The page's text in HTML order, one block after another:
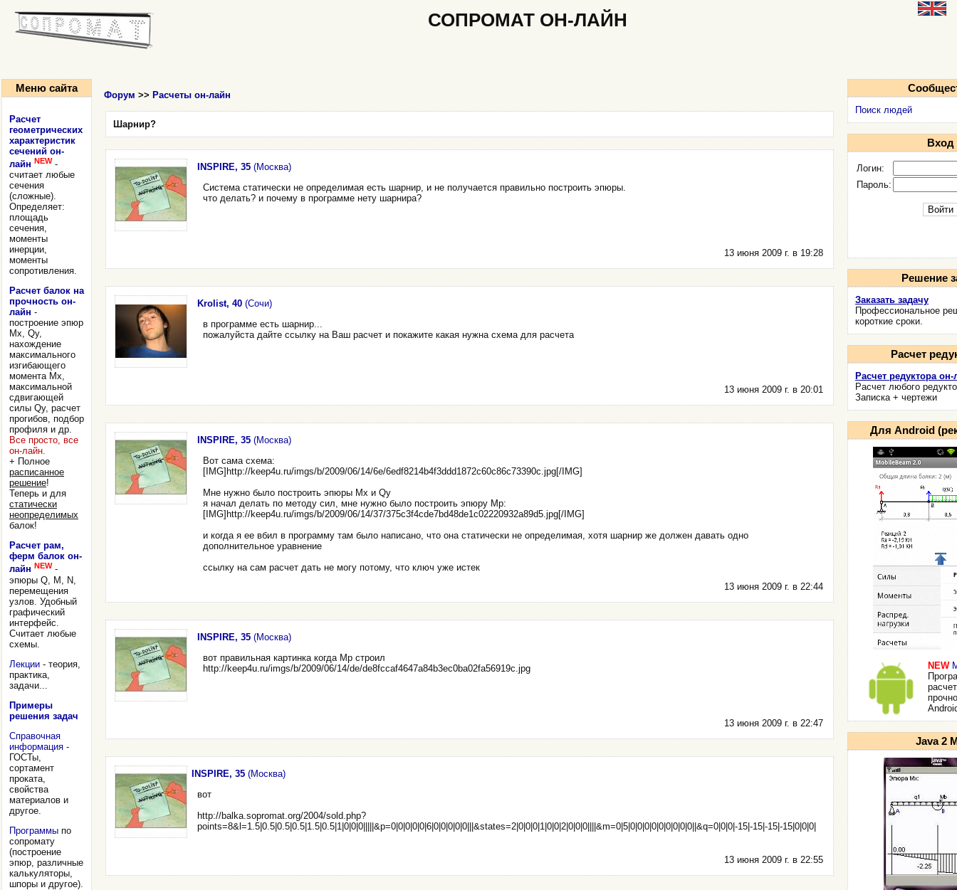
СОПРОМАТ ОН-ЛАЙН
Меню сайта
Расчет
геометрических
характеристик
сечений он-
лайн NEW -
считает любые
сечения
(сложные).
Определяет:
площадь
сечения,
моменты
инерции,
моменты
сопротивления.
Расчет балок на
прочность он-
лайн -
построение эпюр
Mx, Qy,
нахождение
максимального
изгибающего
момента Mx,
максимальной
сдвигающей
силы Qy, расчет
прогибов, подбор
профиля и др.
Все просто, все
он-лайн.
+ Полное
расписанное
решение!
Теперь и для
статически
неопределимых
балок!
Расчет рам,
ферм балок он-
лайн NEW -
эпюры Q, M, N,
перемещения
узлов. Удобный
графический
интерфейс.
Считает любые
схемы.
Лекции - теория,
практика,
задачи...
Примеры
решения задач
Справочная
информация -
ГОСТы,
сортамент
проката,
свойства
материалов и
другое.
Программы по
сопромату
(построение
эпюр, различные
калькуляторы,
шпоры и другое).
Форум >> Расчеты он-лайн
Шарнир?
INSPIRE, 35 (Москва)
Система статически не определимая есть шарнир, и не получается правильно построить эпюры.
что делать? и почему в программе нету шарнира?
13 июня 2009 г. в 19:28
Krolist, 40 (Сочи)
в программе есть шарнир...
пожалуйста дайте ссылку на Ваш расчет и покажите какая нужна схема для расчета
13 июня 2009 г. в 20:01
INSPIRE, 35 (Москва)
Вот сама схема:
[IMG]http://keep4u.ru/imgs/b/2009/06/14/6e/6edf8214b4f3ddd1872c60c86c73390c.jpg[/IMG]
Мне нужно было построить эпюры Mx и Qy
я начал делать по методу сил, мне нужно было построить эпюру Mp:
[IMG]http://keep4u.ru/imgs/b/2009/06/14/37/375c3f4cde7bd48de1c02220932a89d5.jpg[/IMG]
и когда я ее вбил в программу там было написано, что она статически не определимая, хотя шарнир же должен давать одно
дополнительное уравнение
ссылку на сам расчет дать не могу потому, что ключ уже истек
13 июня 2009 г. в 22:44
INSPIRE, 35 (Москва)
вот правильная картинка когда Mp строил
http://keep4u.ru/imgs/b/2009/06/14/de/de8fccaf4647a84b3ec0ba02fa56919c.jpg
13 июня 2009 г. в 22:47
INSPIRE, 35 (Москва)
вот
http://balka.sopromat.org/2004/sold.php?
points=8&l=1.5|0.5|0.5|0.5|1.5|0.5|1|0|0|0|||||&p=0|0|0|0|0|6|0|0|0|0|0|||&states=2|0|0|0|1|0|0|2|0|0|0||||&m=0|5|0|0|0|0|0|0|0|0|0||&q=0|0|0|-15|-15|-15|-15|0|0|0|
13 июня 2009 г. в 22:55
Поиск людей
Вход
Логин:
Пароль:
Решение
Заказать задачу
Профессиональное
короткие сроки.
Расчет
Расчет редуктора он-
Расчет любого
Записка + чертежи
Для Android
NEW
Java 2